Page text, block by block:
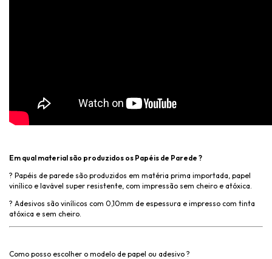
Em qual material são produzidos os Papéis de Parede ?
? Papéis de parede são produzidos em matéria prima importada, papel
vinílico e lavável super resistente, com impressão sem cheiro e atóxica.
? Adesivos são vinílicos com 0,10mm de espessura e impresso com tinta
atóxica e sem cheiro.
Como posso escolher o modelo de papel ou adesivo ?